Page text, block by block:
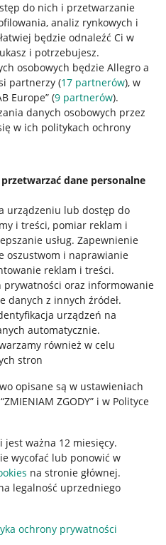
do nich i przetwarzanie
analiz rynkowych i
będzie odnaleźć Ci w
i potrzebujesz.
osobowych będzie Allegro a
partnerzy (17 partnerów), w
Europe” (9 partnerów).
danych osobowych przez
w ich politykach ochrony
dane personalne
urządzeniu lub dostęp do
i treści, pomiar reklam i
usług. Zapewnienie
oszustwom i naprawianie
reklam i treści.
prywatności oraz informowanie
danych z innych źródeł.
urządzeń na
automatycznie.
również w celu
stron
opisane są w ustawieniach
ZGODY” i w Polityce
ważna 12 miesięcy.
wycofać lub ponowić w
na stronie głównej.
legalność uprzedniego
ochrony prywatności
Cyfrowych